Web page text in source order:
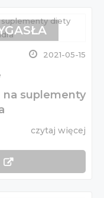
2021-05-15
na suplementy
czytaj więcej